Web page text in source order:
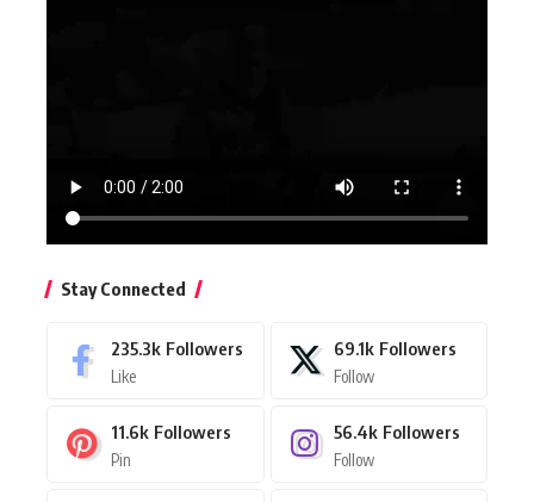
Stay Connected
235.3k Followers
Like
69.1k Followers
Follow
11.6k Followers
Pin
56.4k Followers
Follow